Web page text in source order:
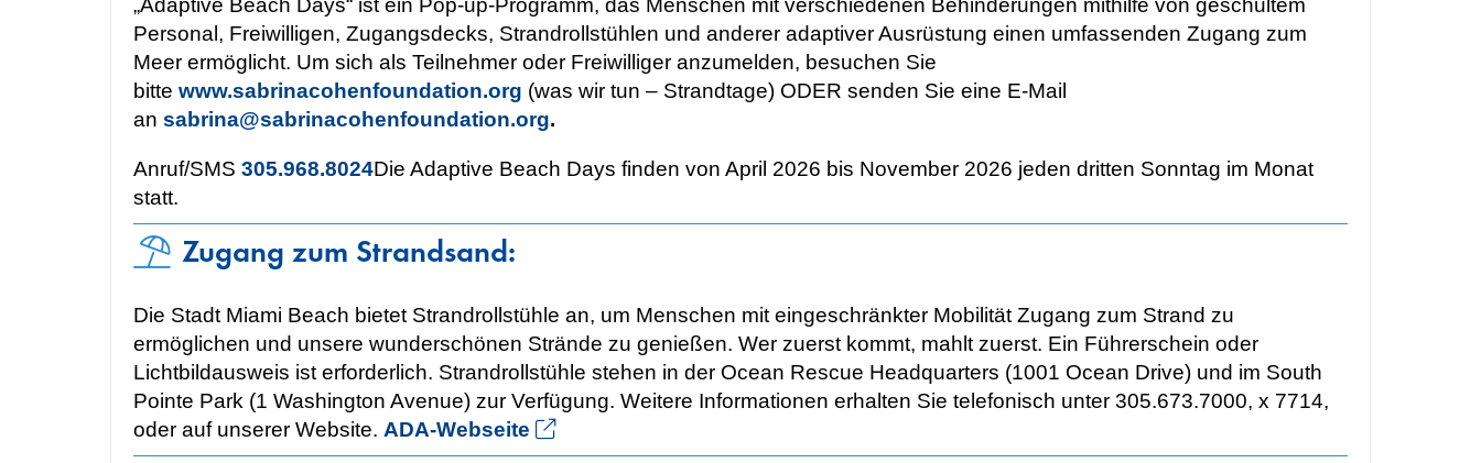
„Adaptive Beach Days“ ist ein Pop-up-Programm, das Menschen mit verschiedenen Behinderungen mithilfe von geschultem
Personal, Freiwilligen, Zugangsdecks, Strandrollstühlen und anderer adaptiver Ausrüstung einen umfassenden Zugang zum
Meer ermöglicht. Um sich als Teilnehmer oder Freiwilliger anzumelden, besuchen Sie
bitte www.sabrinacohenfoundation.org (was wir tun – Strandtage) ODER senden Sie eine E-Mail
an sabrina@sabrinacohenfoundation.org.
Anruf/SMS 305.968.8024Die Adaptive Beach Days finden von April 2026 bis November 2026 jeden dritten Sonntag im Monat
statt.
Zugang zum Strandsand:
Die Stadt Miami Beach bietet Strandrollstühle an, um Menschen mit eingeschränkter Mobilität Zugang zum Strand zu
ermöglichen und unsere wunderschönen Strände zu genießen. Wer zuerst kommt, mahlt zuerst. Ein Führerschein oder
Lichtbildausweis ist erforderlich. Strandrollstühle stehen in der Ocean Rescue Headquarters (1001 Ocean Drive) und im South
Pointe Park (1 Washington Avenue) zur Verfügung. Weitere Informationen erhalten Sie telefonisch unter 305.673.7000, x 7714,
oder auf unserer Website. ADA-Webseite